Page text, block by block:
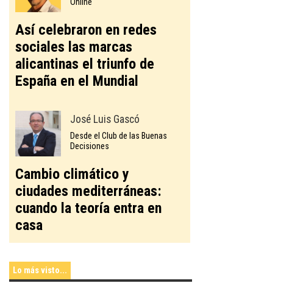
Online
Así celebraron en redes
sociales las marcas
alicantinas el triunfo de
España en el Mundial
José Luis Gascó
Desde el Club de las Buenas
Decisiones
Cambio climático y
ciudades mediterráneas:
cuando la teoría entra en
casa
Lo más visto...